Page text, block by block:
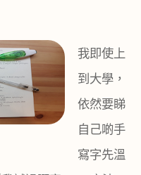
我即使上
到大學，
依然要睇
自己啲手
寫字先溫